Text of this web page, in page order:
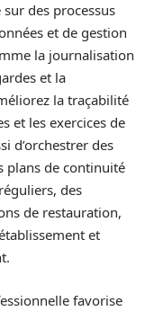
des processus
et de gestion
la journalisation
et la
la traçabilité
et les exercices de
d’orchestrer des
plans de continuité
des
de restauration,
et
favorise